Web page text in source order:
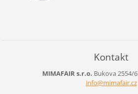
Kontakt
MIMAFAIR s.r.o. Bukova 2554/6
info@mimafair.cz